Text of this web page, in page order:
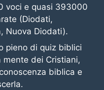
voci e quasi 393000
(Diodati,
Nuova Diodati).
pieno di quiz biblici
dei Cristiani,
biblica e